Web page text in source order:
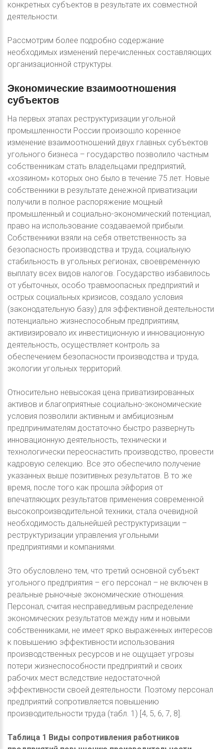
конкретных субъектов в результате их совместной
деятельности.
Рассмотрим более подробно содержание
необходимых изменений перечисленных составляющих
организационной структуры.
Экономические взаимоотношения
субъектов
На первых этапах реструктуризации угольной
промышленности России произошло коренное
изменение взаимоотношений двух главных субъектов
угольного бизнеса – государство позволило частным
собственникам стать владельцами предприятий,
«хозяином» которых оно было в течение 75 лет. Новые
собственники в результате денежной приватизации
получили в полное распоряжение мощный
промышленный и социально-экономический потенциал,
право на использование создаваемой прибыли.
Собственники взяли на себя ответственность за
безопасность производства и труда, социальную
стабильность в угольных регионах, своевременную
выплату всех видов налогов. Государство избавилось
от убыточных, особо травмоопасных предприятий и
острых социальных кризисов, создало условия
(законодательную базу) для эффективной деятельности
потенциально жизнеспособным предприятиям,
активизировало их инвестиционную и инновационную
деятельность, осуществляет контроль за
обеспечением безопасности производства и труда,
экологии угольных территорий.
Относительно невысокая цена приватизированных
активов и благоприятные социально-экономические
условия позволили активным и амбициозным
предпринимателям достаточно быстро развернуть
инновационную деятельность, технически и
технологически переоснастить производство, провести
кадровую селекцию. Все это обеспечило получение
указанных выше позитивных результатов. В то же
время, после того как прошла эйфория от
впечатляющих результатов применения современной
высокопроизводительной техники, стала очевидной
необходимость дальнейшей реструктуризации –
реструктуризации управления угольными
предприятиями и компаниями.
Это обусловлено тем, что третий основной субъект
угольного предприятия – его персонал – не включен в
реальные рыночные экономические отношения.
Персонал, считая несправедливым распределение
экономических результатов между ним и новыми
собственниками, не имеет ярко выраженных интересов
к повышению эффективности использования
производственных ресурсов и не ощущает угрозы
потери жизнеспособности предприятий и своих
рабочих мест вследствие недостаточной
эффективности своей деятельности. Поэтому персонал
предприятий сопротивляется повышению
производительности труда (табл. 1) [4, 5, 6, 7, 8].
Таблица 1 Виды сопротивления работников